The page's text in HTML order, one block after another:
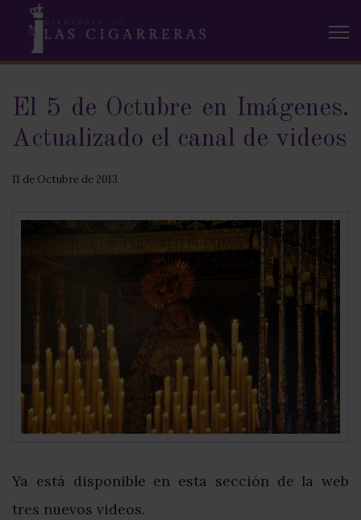
El 5 de Octubre en Imágenes.
Actualizado el canal de videos
11 de Octubre de 2013
Ya está disponible en esta sección de la web
tres nuevos videos.